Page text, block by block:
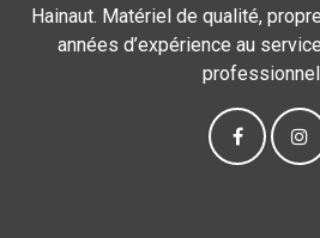
Hainaut. Matériel de qualité,
années d’expérience au